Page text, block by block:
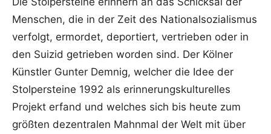
Menschen, die in der Zeit des Nationalsozialismus
verfolgt, ermordet, deportiert, vertrieben oder in
den Suizid getrieben worden sind. Der Kölner
Künstler Gunter Demnig, welcher die Idee der
Stolpersteine 1992 als erinnerungskulturelles
Projekt erfand und welches sich bis heute zum
größten dezentralen Mahnmal der Welt mit über